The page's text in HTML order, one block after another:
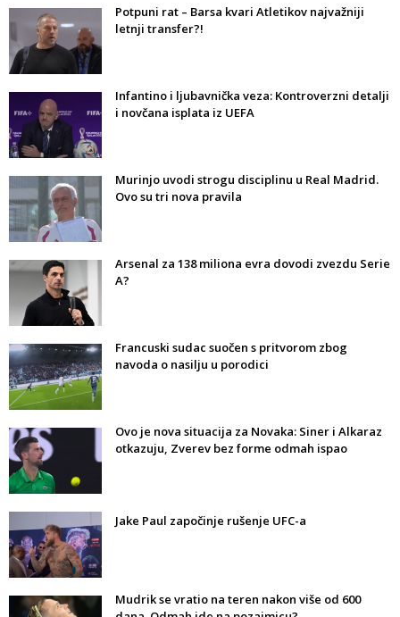
Potpuni rat – Barsa kvari Atletikov najvažniji
letnji transfer?!
Infantino i ljubavnička veza: Kontroverzni detalji
i novčana isplata iz UEFA
Murinjo uvodi strogu disciplinu u Real Madrid.
Ovo su tri nova pravila
Arsenal za 138 miliona evra dovodi zvezdu Serie
A?
Francuski sudac suočen s pritvorom zbog
navoda o nasilju u porodici
Ovo je nova situacija za Novaka: Siner i Alkaraz
otkazuju, Zverev bez forme odmah ispao
Jake Paul započinje rušenje UFC-a
Mudrik se vratio na teren nakon više od 600